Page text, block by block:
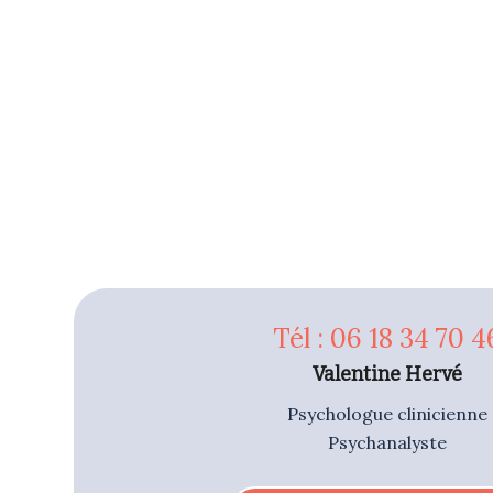
Tél : 06 18 34 70
Valentine Hervé
Psychologue clinicienne
Psychanalyste